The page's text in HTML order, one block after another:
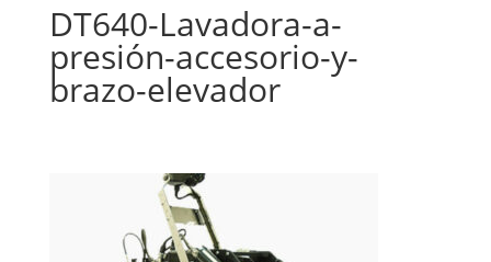
DT640-Lavadora-a-
presión-accesorio-y-
brazo-elevador